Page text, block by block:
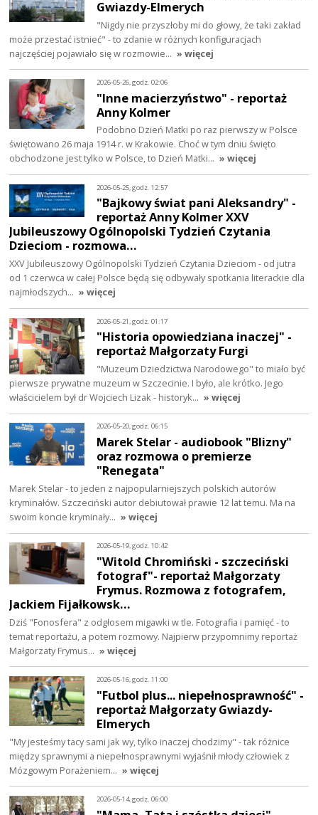
Gwiazdy-Elmerych
"Nigdy nie przyszłoby mi do głowy, że taki zakład
może przestać istnieć" - to zdanie w różnych konfiguracjach
najczęściej pojawiało się w rozmowie… » więcej
2026-05-26, godz. 02:06
"Inne macierzyństwo" - reportaż
Anny Kolmer
Podobno Dzień Matki po raz pierwszy w Polsce
świętowano 26 maja 1914 r. w Krakowie. Choć w tym dniu święto
obchodzone jest tylko w Polsce, to Dzień Matki… » więcej
2026-05-25, godz. 12:57
"Bajkowy świat pani Aleksandry" -
reportaż Anny Kolmer XXV
Jubileuszowy Ogólnopolski Tydzień Czytania
Dzieciom - rozmowa…
XXV Jubileuszowy Ogólnopolski Tydzień Czytania Dzieciom - od jutra
od 1 czerwca w całej Polsce będą się odbywały spotkania literackie dla
najmłodszych… » więcej
2026-05-21, godz. 01:17
"Historia opowiedziana inaczej" -
reportaż Małgorzaty Furgi
"Muzeum Dziedzictwa Narodowego" to miało być
pierwsze prywatne muzeum w Szczecinie. I było, ale krótko. Jego
właścicielem był dr Wojciech Lizak - historyk… » więcej
2026-05-20, godz. 06:15
Marek Stelar - audiobook "Blizny"
oraz rozmowa o premierze
"Renegata"
Marek Stelar - to jeden z najpopularniejszych polskich autorów
kryminałów. Szczeciński autor debiutował prawie 12 lat temu. Ma na
swoim koncie kryminały… » więcej
2026-05-19, godz. 10:42
"Witold Chromiński - szczeciński
fotograf"- reportaż Małgorzaty
Frymus. Rozmowa z fotografem,
Jackiem Fijałkowsk…
Dziś "Fonosfera" z odgłosem migawki w tle. Fotografia i pamięć - to
temat reportażu, a potem rozmowy. Najpierw przypomnimy reportaż
Małgorzaty Frymus… » więcej
2026-05-16, godz. 11:00
"Futbol plus... niepełnosprawność" -
reportaż Małgorzaty Gwiazdy-
Elmerych
"My jesteśmy tacy sami jak wy, tylko inaczej chodzimy" - tak różnice
między sprawnymi a niepełnosprawnymi wyjaśnił młody człowiek z
Mózgowym Porażeniem… » więcej
2026-05-14, godz. 06:00